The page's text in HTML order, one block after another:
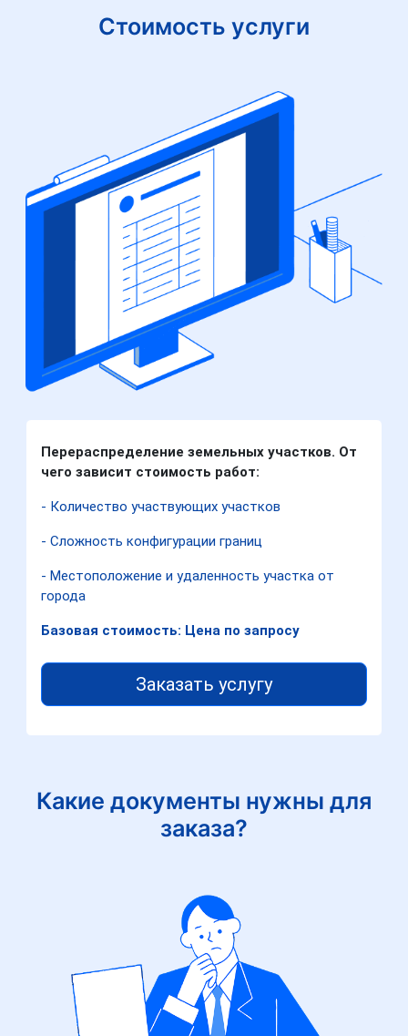
Стоимость услуги
Перераспределение земельных участков. От
чего зависит стоимость работ:
- Количество участвующих участков
- Сложность конфигурации границ
- Местоположение и удаленность участка от
города
Базовая стоимость: Цена по запросу
Заказать услугу
Какие документы нужны для
заказа?